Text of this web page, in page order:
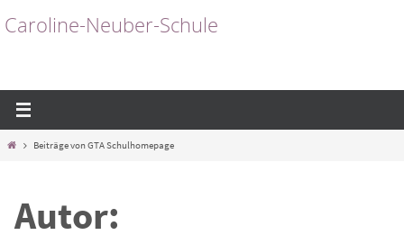
Inhalt
Caroline-Neuber-Schule
StartBeiträge von GTA Schulhomepage
Autor: